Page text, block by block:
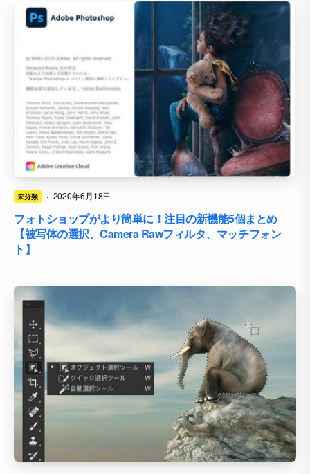
未分類 · 2020年6月18日
フォトショップがより簡単に！注目の新機能5個まとめ
【被写体の選択、Camera Rawフィルタ、マッチフォン
ト】